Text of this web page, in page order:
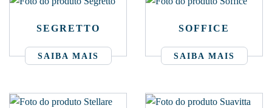
SEGRETTO
SAIBA MAIS
SOFFICE
SAIBA MAIS